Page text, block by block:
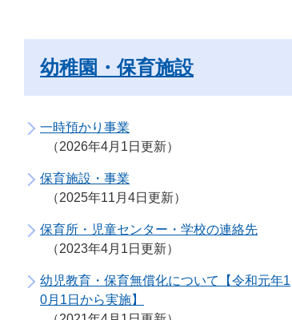
幼稚園・保育施設
一時預かり事業
2026年4月1日更新
保育施設・事業
2025年11月4日更新
保育所・児童センター・学校の連絡先
2023年4月1日更新
幼児教育・保育無償化について【令和元年1
0月1日から実施】